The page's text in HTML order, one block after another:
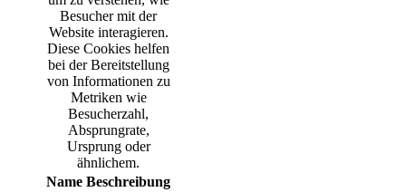
Besucher mit der
Website interagieren.
Diese Cookies helfen
bei der Bereitstellung
von Informationen zu
Metriken wie
Besucherzahl,
Absprungrate,
Ursprung oder
ähnlichem.
Name Beschreibung